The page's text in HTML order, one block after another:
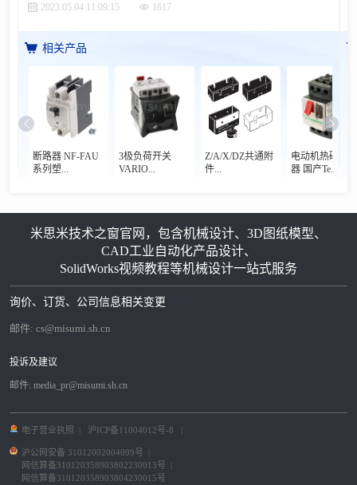
2023.05.04 11:09:15
1617
相关产品
断路器 NF-FAU
系列塑...
3极负荷开关
VARIO...
Z/A/X/DZ共通附
件...
电动机热磁断路
器 国产Te...
米思米技术之窗官网，包含机械设计、3D图纸模型、
CAD工业自动化产品设计、
SolidWorks视频教程等机械设计一站式服务
询价、订货、公司信息相关变更
邮件: cs@misumi.sh.cn
投诉及建议
邮件: media_pr@misumi.sh.cn
电子营业执照 沪ICP备11004012号-8
沪公网安备 31012002004099号
网信算备310120358903802230013号
网信算备310120358903804230015号